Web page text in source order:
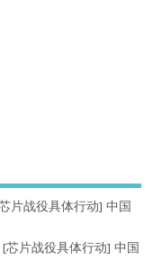
片战役具体行动] 中国
芯片战役具体行动] 中国